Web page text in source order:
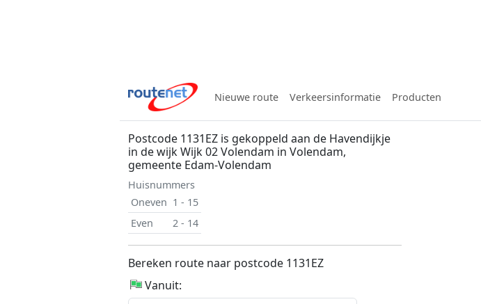
Nieuwe route Verkeersinformatie Producten
Postcode 1131EZ is gekoppeld aan de Havendijkje
in de wijk Wijk 02 Volendam in Volendam,
gemeente Edam-Volendam
Huisnummers
Oneven 1 - 15
Even
2 - 14
Bereken route naar postcode 1131EZ
Vanuit: